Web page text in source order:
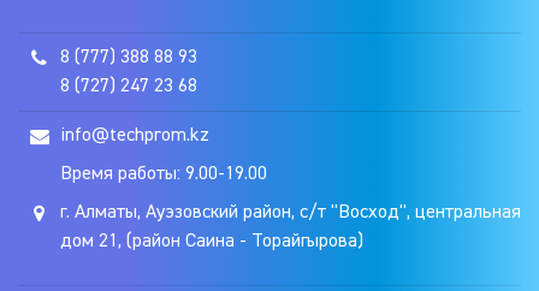
8 (777) 388 88 93
8 (727) 247 23 68
info@techprom.kz
Время работы: 9.00-19.00
г. Алматы, Ауэзовский район, с/т "Восход", центральная
дом 21, (район Саина - Торайгырова)